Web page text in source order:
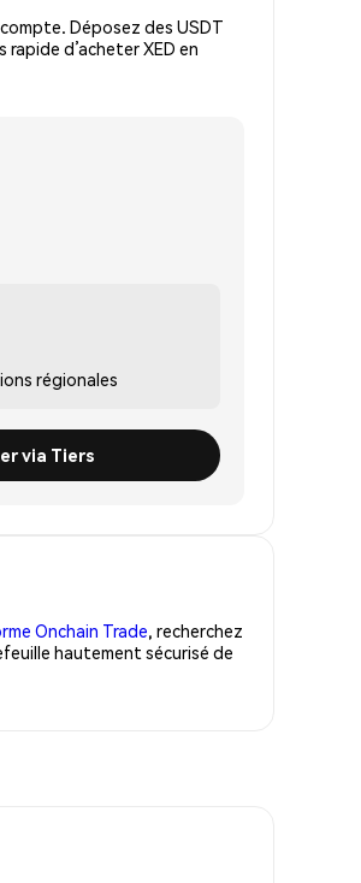
Déposez des USDT
d’acheter XED en
régionales
via Tiers
Onchain Trade, recherchez
hautement sécurisé de